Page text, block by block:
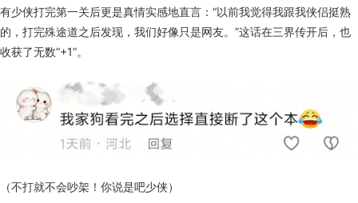
有少侠打完第一关后更是真情实感地直言：“以前我觉得我跟我侠侣挺熟
的，打完殊途道之后发现，我们好像只是网友。”这话在三界传开后，也
收获了无数“+1”。
（不打就不会吵架！你说是吧少侠）